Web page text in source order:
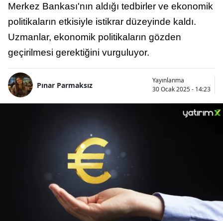
Merkez Bankası'nın aldığı tedbirler ve ekonomik
politikaların etkisiyle istikrar düzeyinde kaldı.
Uzmanlar, ekonomik politikaların gözden
geçirilmesi gerektiğini vurguluyor.
Pınar Parmaksız
Yayınlanma
30 Ocak 2025 - 14:23